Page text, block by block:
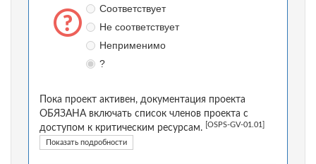
Соответствует
Не соответствует
Неприменимо
?
Пока проект активен, документация проекта
ОБЯЗАНА включать список членов проекта с
доступом к критическим ресурсам.
[OSPS-GV-01.01]
Показать подробности